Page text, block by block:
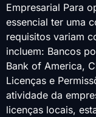
Empresarial Para
essencial ter uma
requisitos variam
incluem: Bancos
Bank of America,
Licenças e
atividade da
licenças locais,